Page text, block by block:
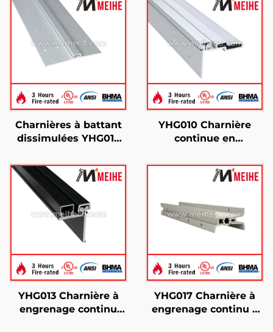
Charnières à battant
dissimulées YHG015
aluminium
YHG010 Charnière
continue en
surface
YHG013 Charnière à
engrenage continu
YHG017 Charnière à
engrenage continu à